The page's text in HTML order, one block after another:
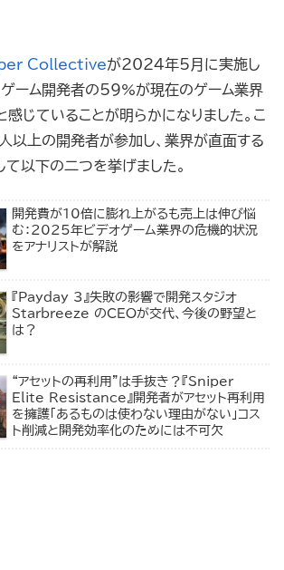
Collectiveが2024年5月に実施し
ゲーム開発者の59%が現在のゲーム業界
感じていることが明らかになりました。こ
上の開発者が参加し、業界が直面する
以下の二つを挙げました。
開発費が10倍に膨れ上がるも売上は伸び悩
む：2025年ビデオゲーム業界の危機的状況
をアナリストが解説
『Payday 3』失敗の影響で開発スタジオ
Starbreeze のCEOが交代、今後の野望と
は？
“アセットの再利用”は手抜き？『Sniper
Elite Resistance』開発者がアセット再利用
を擁護「あるものは使わない理由がない」コス
ト削減と開発効率化のためには不可欠